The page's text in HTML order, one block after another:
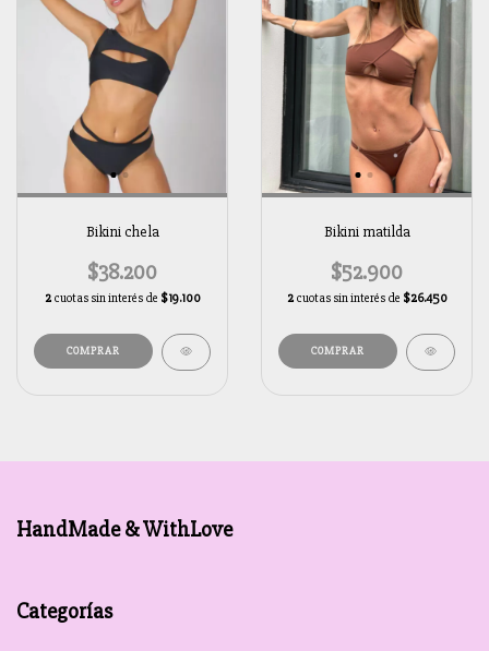
Bikini chela
$38.200
2 cuotas sin interés de $19.100
COMPRAR
Bikini matilda
$52.900
2 cuotas sin interés de $26.450
COMPRAR
HandMade & WithLove
Categorías